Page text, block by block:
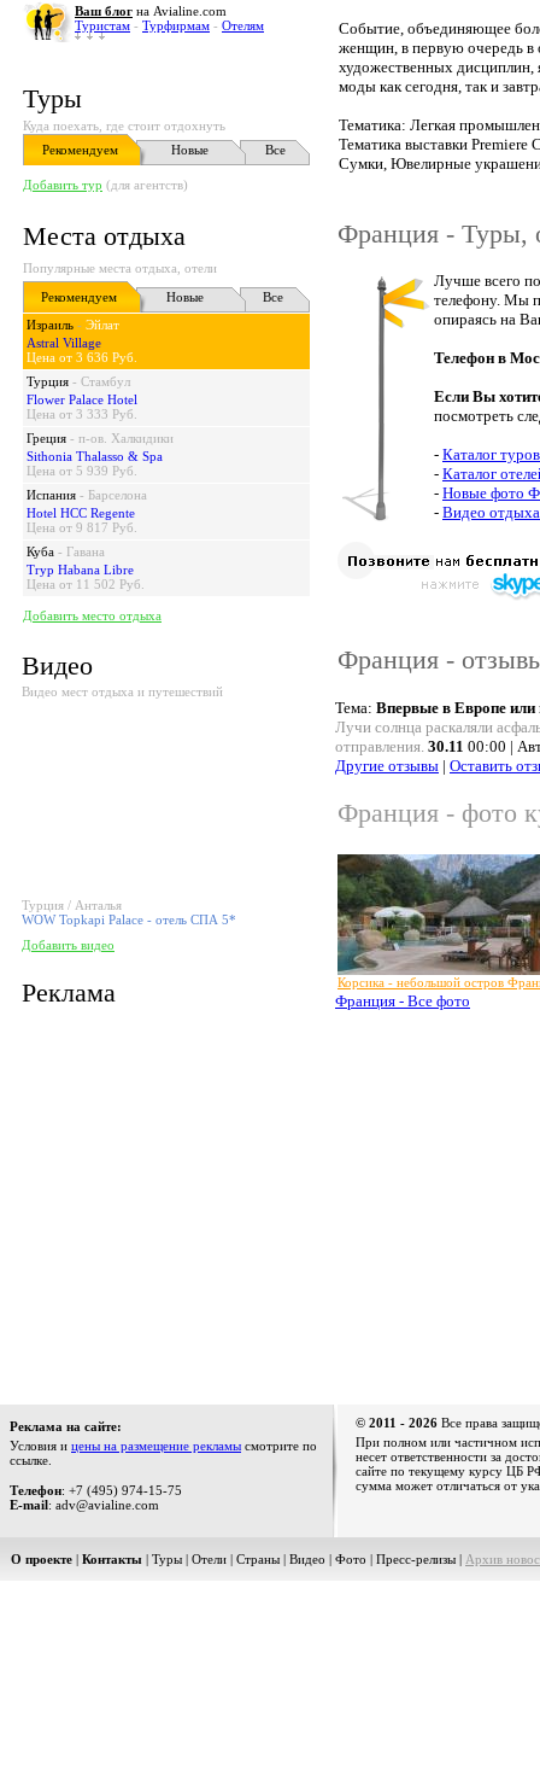
Ваш блог на Avialine.com
Туристам - Турфирмам - Отелям
Туры
Куда поехать, где стоит отдохнуть
Рекомендуем
Новые Все
Добавить тур (для агентств)
Места отдыха
Популярные места отдыха, отели
Рекомендуем
Новые
Все
Израиль - Эйлат
Astral Village
Цена от 3 636 Руб.
Турция - Стамбул
Flower Palace Hotel
Цена от 3 333 Руб.
Греция - п-ов. Халкидики
Sithonia Thalasso & Spa
Цена от 5 939 Руб.
Испания - Барселона
Hotel HCC Regente
Цена от 9 817 Руб.
Куба - Гавана
Tryp Habana Libre
Цена от 11 502 Руб.
Добавить место отдыха
Видео
Видео мест отдыха и путешествий
Турция / Анталья
WOW Topkapi Palace - отель СПА 5*
Добавить видео
Реклама
Событие, объединяющее
женщин, в первую очередь в
художественных дисциплин,
моды как сегодня, так и
Тематика: Легкая
Тематика выставки
Сумки, Ювелирные
Франция - Туры,
Лучше всего
телефону. Мы
опираясь на
Телефон в
Если Вы
посмотреть
- Каталог
- Каталог
- Новые фото
- Видео
Франция -
Тема: Впервые в Европе или
Лучи солнца раскаляли
отправления. 30.11 00:00 |
Другие отзывы | Оставить
Франция - фото
Корсика - небольшой остров
Франция - Все фото
Реклама на сайте:
Условия и цены на размещение рекламы смотрите по
ссылке.
Телефон: +7 (495) 974-15-75
E-mail: adv@avialine.com
© 2011 - 2026 Все права
При полном или частичном
несет ответственности за
сайте по текущему курсу ЦБ
сумма может отличаться от
О проекте | Контакты | Туры | Отели | Страны | Видео | Фото | Пресс-релизы | Архив